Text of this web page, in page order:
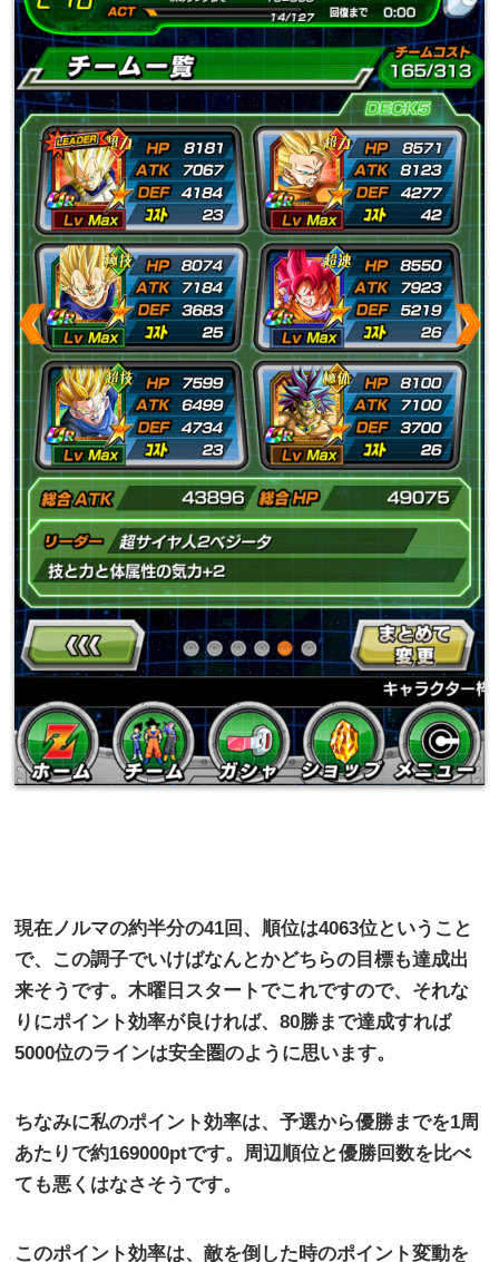
現在ノルマの約半分の41回、順位は4063位ということ
で、この調子でいけばなんとかどちらの目標も達成出
来そうです。木曜日スタートでこれですので、それな
りにポイント効率が良ければ、80勝まで達成すれば
5000位のラインは安全圏のように思います。
ちなみに私のポイント効率は、予選から優勝までを1周
あたりで約169000ptです。周辺順位と優勝回数を比べ
ても悪くはなさそうです。
このポイント効率は、敵を倒した時のポイント変動を